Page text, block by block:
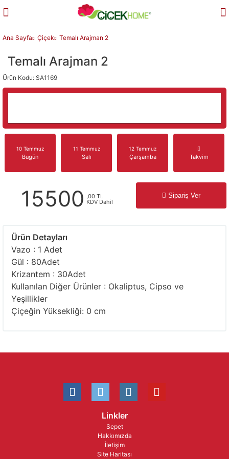
Ana Sayfa Çiçek Temalı Arajman 2
Temalı Arajman 2
Ürün Kodu: SA1169
10 Temmuz
Bugün
11 Temmuz
Salı
12 Temmuz
Çarşamba Takvim
15500 ,00 TL
KDV Dahil
Sipariş Ver
Ürün Detayları
Vazo : 1 Adet
Gül : 80Adet
Krizantem : 30Adet
Kullanılan Diğer Ürünler : Okaliptus, Cipso ve
Yeşillikler
Çiçeğin Yüksekliği: 0 cm
Linkler
Sepet
Hakkımızda
İletişim
Site Haritası